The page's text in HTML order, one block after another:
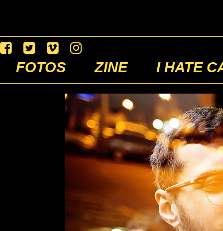
FOTOS ZINE I HATE